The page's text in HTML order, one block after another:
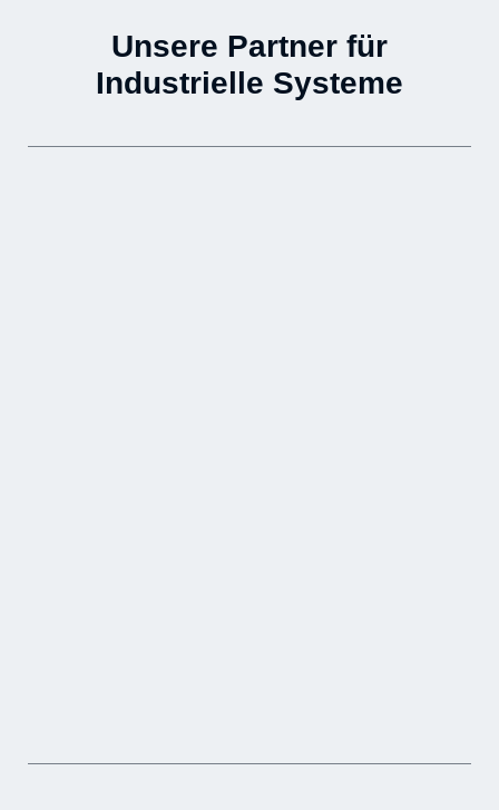
Unsere Partner für
Industrielle Systeme